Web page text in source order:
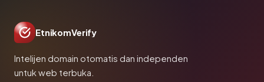
EtnikomVerify
Intelijen domain otomatis dan independen
untuk web terbuka.